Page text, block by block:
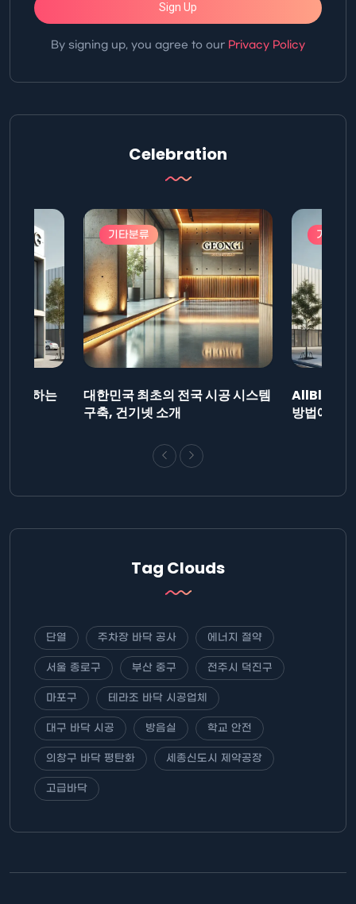
Sign Up
By signing up, you agree to our Privacy Policy
Celebration
제출하는
기타분류
대한민국 최초의 전국 시공 시스템
구축, 건기넷 소개
기타분
AllBlog에
방법에 대
Tag Clouds
단열 주차장 바닥 공사 에너지 절약
서울 종로구 부산 중구 전주시 덕진구
마포구 테라조 바닥 시공업체
대구 바닥 시공 방음실 학교 안전
의창구 바닥 평탄화 세종신도시 제약공장
고급바닥